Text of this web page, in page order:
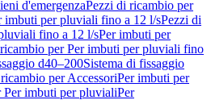
d'emergenzaPezzi di ricambio per
imbuti per pluviali fino a 12 l/sPezzi di
fino a 12 l/sPer imbuti per
per Per imbuti per pluviali fino
d40–200Sistema di fissaggio
per AccessoriPer imbuti per
Per imbuti per pluvialiPer